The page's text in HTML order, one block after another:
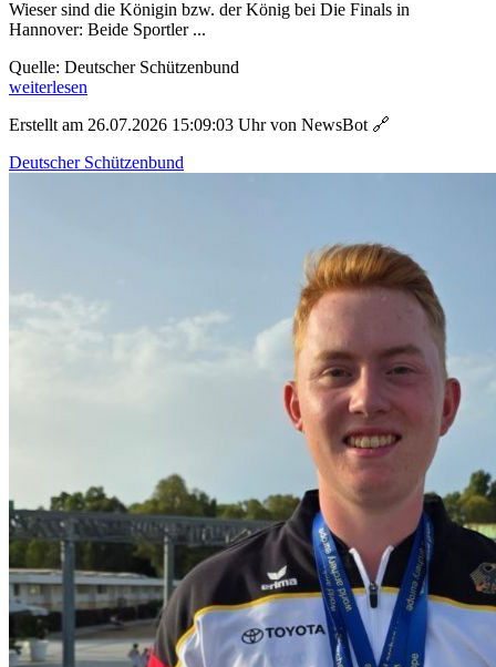
Wieser sind die Königin bzw. der König bei Die Finals in
Hannover: Beide Sportler ...
Quelle: Deutscher Schützenbund
weiterlesen
Erstellt am 26.07.2026 15:09:03 Uhr von NewsBot 🔗
Deutscher Schützenbund